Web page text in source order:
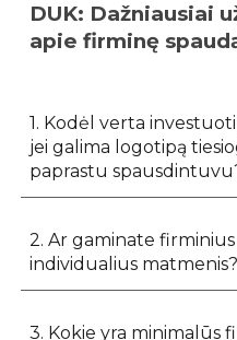
DUK: Dažniausiai
apie firminę
1. Kodėl verta
jei galima logotipą
paprastu
2. Ar gaminate
individualius matmenis?
3. Kokie yra minimalūs